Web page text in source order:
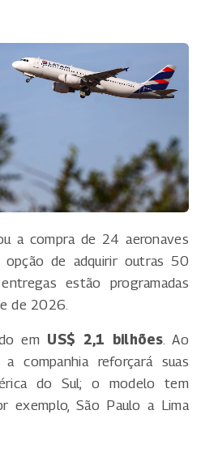
a compra de 24 aeronaves
opção de adquirir outras 50
estão programadas
de 2026.
em US$ 2,1 bilhões. Ao
companhia reforçará suas
do Sul; o modelo tem
exemplo, São Paulo a Lima